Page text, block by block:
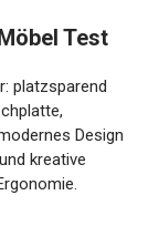
Test
platzsparend
Design
kreative